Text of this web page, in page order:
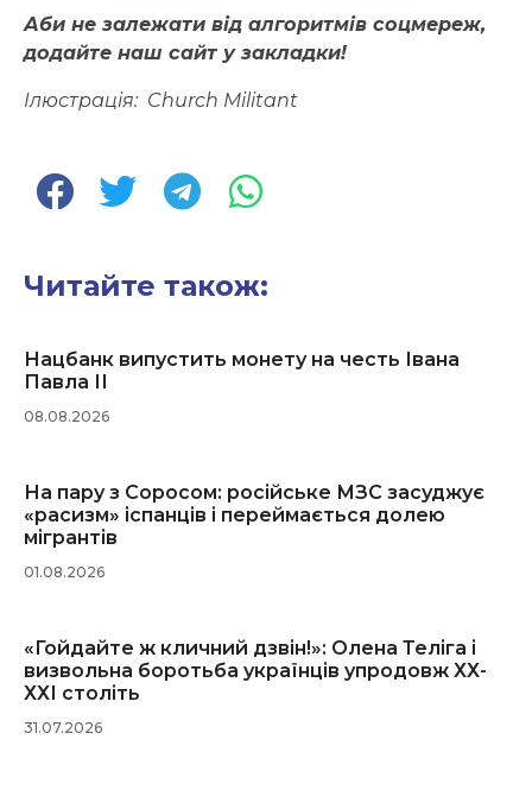
Аби не залежати від алгоритмів соцмереж,
додайте наш сайт у закладки!
Ілюстрація: Church Militant
Читайте також:
Нацбанк випустить монету на честь Івана
Павла ІІ
08.08.2026
На пару з Соросом: російське МЗС засуджує
«расизм» іспанців і переймається долею
мігрантів
01.08.2026
«Гойдайте ж кличний дзвін!»: Олена Теліга і
визвольна боротьба українців упродовж ХХ-
ХХІ століть
31.07.2026